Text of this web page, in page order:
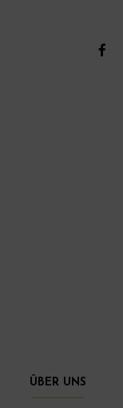
ÜBER UNS